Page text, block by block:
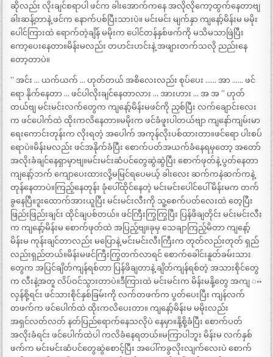
ဆိုလည်း လိုးချင်စရာပါ ဖင်က ခါးအောက်ကနေ အလိုလိုကော့ထွက်နေတာဗျ
ခါးဆန့်တာနဲ့ ဖင်က နောက်ပစ်ပြီးသားပဲ။ မင်းမင်း မျက်နှာ ကျနော့်မိန်းမ မမိုး
ပေါင်ကြားထဲ ရောက်တဲ့ချိန် မမိုးက ပေါင်တန်နှစ်ဖက်ကို မသိမသာဖြဲပြီး
ကော့ပေးနေတာ။မိန်းမလည်း တဟင်းဟင်းနဲ့ အဖျားတက်သလို ညည်းနေ
တော့တာပဲ။
” အင်း … ယက်ယက် … ဟုတ်တယ် အစိလေးလည်း စုပ်ပေး …… အာ …… ဖင်
ရော နိုက်နေတာ … ဖင်ပါလိုးချင်နေတာလား … အားဟား … အ အ ” ဟုတ်
တယ်ဗျ မင်းမင်းလက်တွေက ကျနော့်မိန်းမဖင်ကို ညှစ်ပြီး လက်ချောင်းလေး
က ဖင်ပေါက်ထဲ ထိုးကလိနေတာ။မမိုးက ဖင်ခံဖူးပါတယ်ဗျာ ကျနော်ကျမ်းမာ
ရေးကောင်းတုန်းက လိုးရတဲ့ အပေါက် အကုန်လိုးပစ်ထားတာ။ဖင်ရော ပါးစပ်
ရောပဲ။မိန်းမလည်း ဖင်အနိုက်ခံပြီး စောက်ပတ်အယက်ခံနေရမှတော့ အတော်
အလိုးခံချင်နေရှာမှာဗျ။မင်းမင်းဆံပင်တွေဆွဲဆွဲပြီး စောက်ဖုတ်နဲ့ ပွတ်နေတာ
ကျနော့်ဘက် ကျောပေးထားလို့မမြင်ရပေမယ့် ခါးလေး ဆက်ကနဲဆက်ကနဲ့
တုန်နေတာပဲ။ကြည့်နေတုန်း ခုံပေါ်ထိုင်နေတဲ့ မင်းမင်းပေါင်ပေါ် မိန်းမက တက်
ခွနေပြီ။ဒူးထောက်အားယူပြီး မင်းမင်းလီးကို သူ့စေက်ပတ်လေးထဲ တေ့ပြီး
ဖြည်းဖြည်းချင်း ထိုင်ချပစ်တယ်။ ဖင်ကြီးကြွကြွပြီး ပြန်ဖိချတိုင်း မင်းမင်းလီး
က ကျနော့်မိန်းမ စောက်ဖုတ်ထဲ အပြည့်ဗျ။ခုမှ သေချာကြည့်မိတာ ကျနော့်
မိန်းမ ကုန်းချင်တာလည်း မပြောနဲ့ မင်းမင်းလီးကြီးက တုတ်လည်းတုတ် ရှည်
လည်းရှည်တယ်။မိန်းမဖင်ကြီးကြွတက်လာရင် စောက်ခေါင်းနူတ်ခမ်းသား
တွေက အပြင်ချိတ်ကျန်ရစ်တာ ပြန်ဖိချတာနဲ့ ချိတ်ကျန်ရစ်တဲ့ အသားစိုင်တွေ
က လီးနဲ့အတူ လိပ်ဝင်သွားတာပဲ။ဒီကြားထဲ မင်းမင်းက မိန်းမနို့တွေ အကျ ႌ
လှန်စို့ရင်း ဖင်သားစိုင်နှစ်ခြမ်းကို လက်တဖက်က ပွတ်ပေးပြီး ကျန်လက်
တဖက်က ဖင်ပေါက်ထဲ ထိုးကလိပေးတာ။ ကျနော့်မိန်းမ မမိုးလည်း
အရှင်လတ်လတ် နတ်ပြည်ရောက်နေသလိုပဲ နေမှာ။နို့စို့ခံပြီး စောက်ပတ်
အလိုးခံရင်း ဖင်ပေါက်ထဲပါ ကလိခံနေရတယ်။မကြာပါဘူး မိန်းမ လက်နှစ်
ဖက်က မင်းမင်းဆံပင်တွေဆွဲစောင့်ပြီး အပေါ်ကခွလိုးလျက်လေးပဲ စောက်